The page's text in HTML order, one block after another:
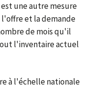
une autre mesure
et la demande
de mois qu'il
l'inventaire actuel
à l'échelle nationale